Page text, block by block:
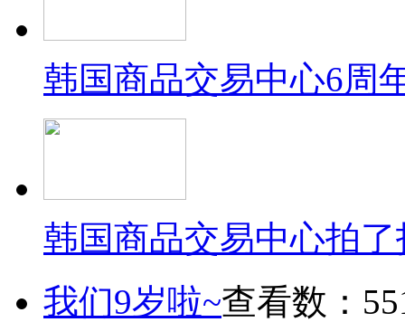
韩国商品交易中心6周
韩国商品交易中心拍
我们9岁啦~查看数：